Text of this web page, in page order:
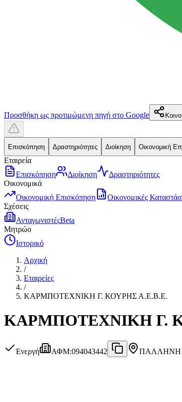
Προσθήκη ως προτιμώμενη πηγή στο Google
Επισκόπηση Δραστηριότητες Διοίκηση Οικονομική
Εταιρεία
Επισκόπηση
Διοίκηση
Δραστηριότητες
Οικονομικά
Οικονομική Επισκόπηση
Οικονομικές
Σχέσεις
ΑνταγωνιστέςBeta
Μητρώο
Ιστορικό
Αρχική
/
Εταιρείες
/
ΚΑΡΜΠΟΤΕΧΝΙΚΗ Γ. ΚΟΥΡΗΣ Α.Ε.Β.Ε.
ΚΑΡΜΠΟΤΕΧΝΙΚΗ Γ.
Ενεργή ΑΦΜ:094043442 ΠΑΛΛΗΝΗ